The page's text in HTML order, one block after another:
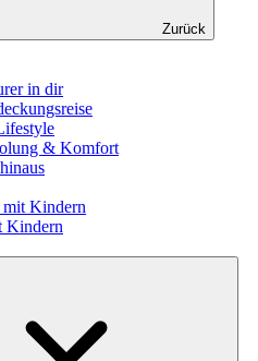
Zurück
in dir
& Komfort
Kindern
Kindern